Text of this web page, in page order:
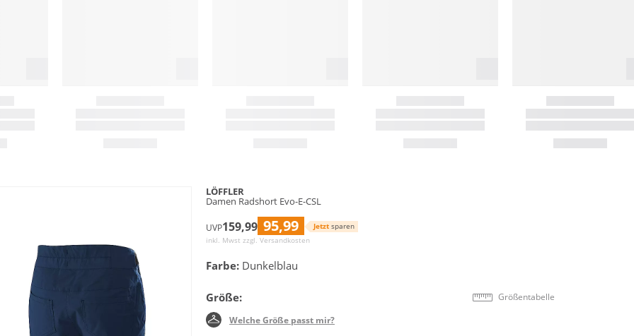
LÖFFLER
Damen Radshort Evo-E-CSL
UVP159,99 95,99 Jetzt sparen
inkl. Mwst zzgl. Versandkosten
Farbe: Dunkelblau
Größe: Größentabelle
Welche Größe passt mir?